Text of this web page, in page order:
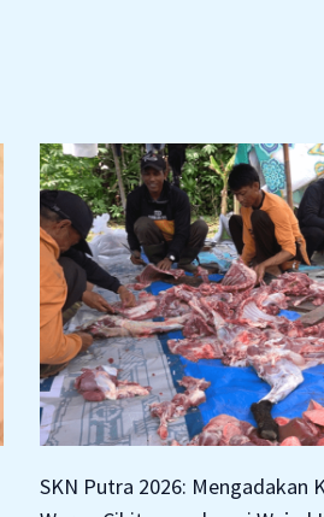
SKN Putra 2026: Mengadakan